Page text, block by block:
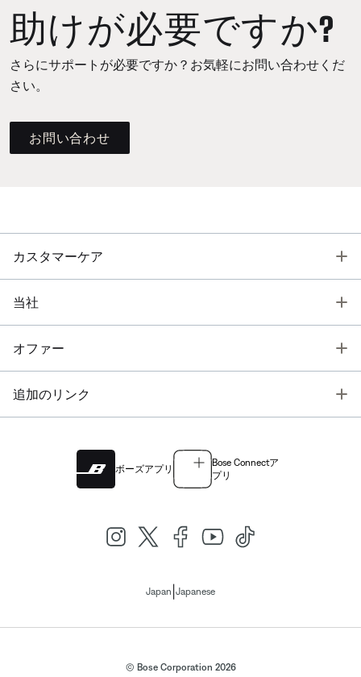
助けが必要ですか?
さらにサポートが必要ですか？お気軽にお問い合わせくだ
さい。
お問い合わせ
カスタマーケア
当社
オファー
追加のリンク
ボーズアプリ
Bose Connectア
プリ
Japan Japanese
© Bose Corporation 2026